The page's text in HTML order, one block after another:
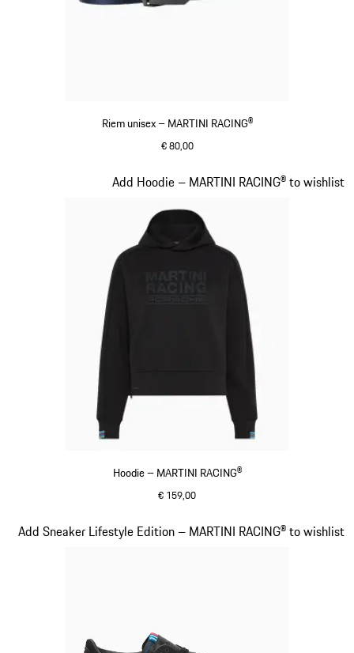
Riem unisex – MARTINI RACING®
€ 80,00
Hoodie – MARTINI RACING®
€ 159,00
Add Hoodie – MARTINI RACING® to wishlist
Add Sneaker Lifestyle Edition – MARTINI RACING® to wishlist
Dia 14 van 20